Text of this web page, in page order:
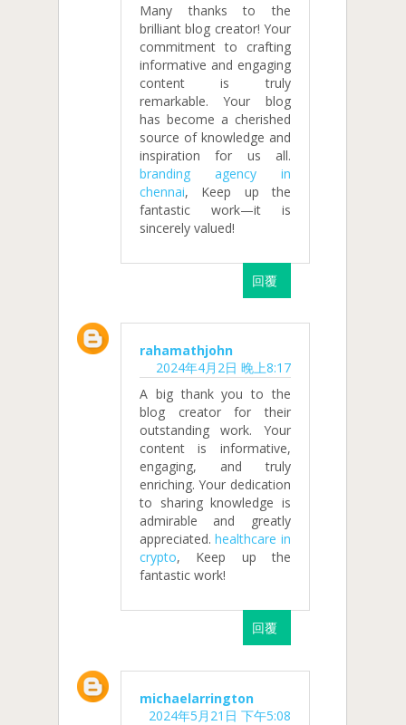
Many thanks to the
brilliant blog creator! Your
commitment to crafting
informative and engaging
content is truly
remarkable. Your blog
has become a cherished
source of knowledge and
inspiration for us all.
branding agency in
chennai, Keep up the
fantastic work—it is
sincerely valued!
回覆
rahamathjohn
2024年4月2日 晚上8:17
A big thank you to the
blog creator for their
outstanding work. Your
content is informative,
engaging, and truly
enriching. Your dedication
to sharing knowledge is
admirable and greatly
appreciated.healthcare in
crypto, Keep up the
fantastic work!
回覆
michaelarrington
2024年5月21日 下午5:08